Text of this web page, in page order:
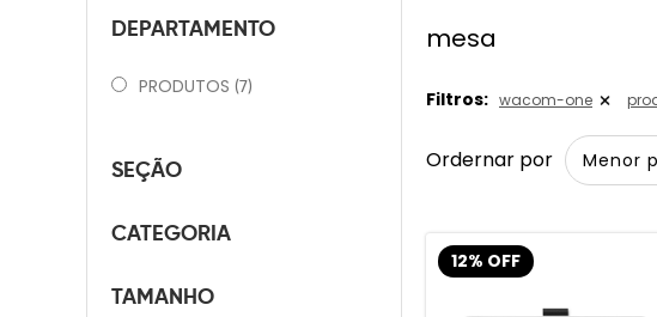
DEPARTAMENTO
PRODUTOS (7)
SEÇÃO
CATEGORIA
TAMANHO
mesa
Filtros: wacom-one
Ordernar por
12% OFF